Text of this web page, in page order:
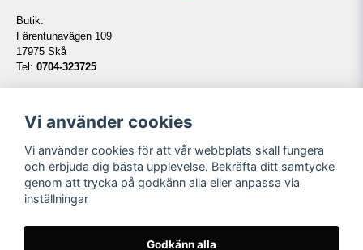
Butik:
Färentunavägen 109
17975 Skå
Tel: 0704-323725
14:00-16:00
Information
Kontakt
Köpvillkor
Våra partners
Vi använder cookies
Vi använder cookies för att vår webbplats skall fungera
och erbjuda dig bästa upplevelse. Bekräfta ditt samtycke
genom att trycka på godkänn alla eller anpassa via
inställningar
Godkänn alla